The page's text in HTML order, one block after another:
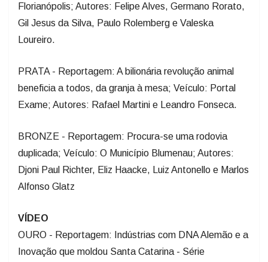
Florianópolis; Autores: Felipe Alves, Germano Rorato,
Gil Jesus da Silva, Paulo Rolemberg e Valeska
Loureiro.
PRATA - Reportagem: A bilionária revolução animal
beneficia a todos, da granja à mesa; Veículo: Portal
Exame; Autores: Rafael Martini e Leandro Fonseca.
BRONZE - Reportagem: Procura-se uma rodovia
duplicada; Veículo: O Município Blumenau; Autores:
Djoni Paul Richter, Eliz Haacke, Luiz Antonello e Marlos
Alfonso Glatz
VÍDEO
OURO - Reportagem: Indústrias com DNA Alemão e a
Inovação que moldou Santa Catarina - Série